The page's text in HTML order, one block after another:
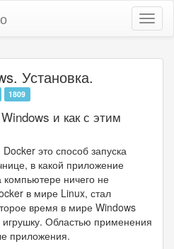
Установка.
1809
и как с этим
это способ запуска
в какой приложение
компьютере ничего не
в мире Linux, стал
время в мире Windows
игрушку. Областью применения
приложения.